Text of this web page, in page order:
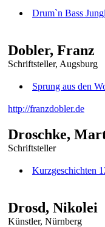
Drum`n Bass
Dobler, Franz
Schriftsteller, Augsburg
Sprung aus den
http://franzdobler.de
Droschke,
Schriftsteller
Kurzgeschichten
Drosd, Nikolei
Künstler, Nürnberg